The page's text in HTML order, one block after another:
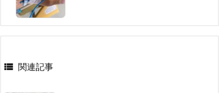
 関連記事